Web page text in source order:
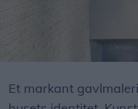
Et markant